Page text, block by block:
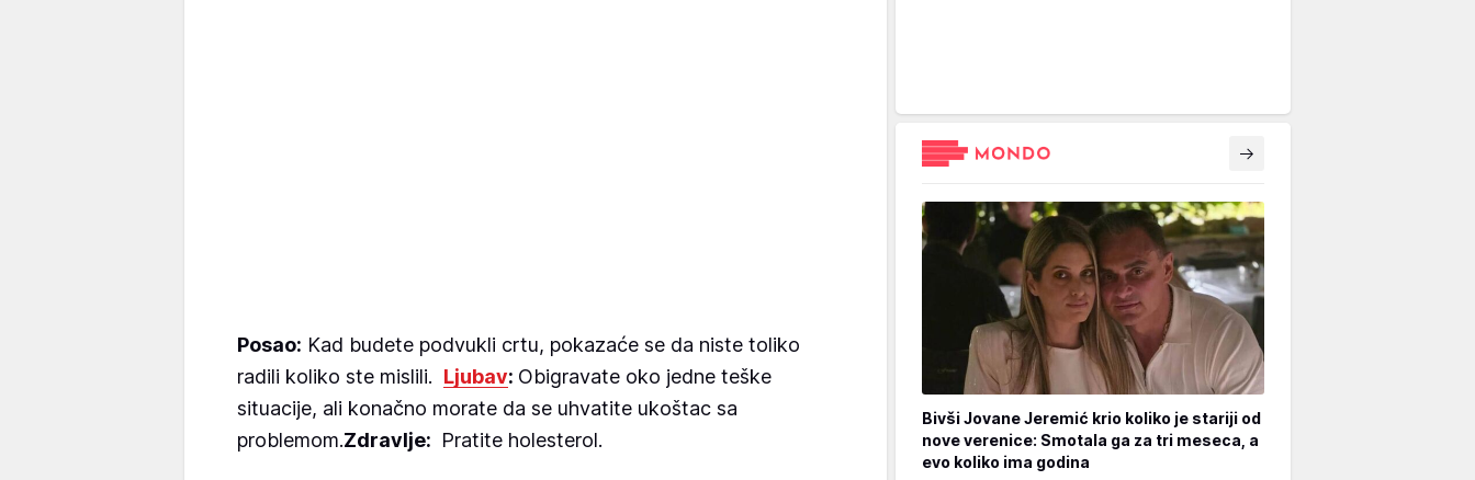
Posao: Kad budete podvukli crtu, pokazaće se da niste toliko
radili koliko ste mislili. Ljubav: Obigravate oko jedne teške
situacije, ali konačno morate da se uhvatite ukoštac sa
problemom.Zdravlje: Pratite holesterol.
Bivši Jovane Jeremić krio koliko je stariji od
nove verenice: Smotala ga za tri meseca, a
evo koliko ima godina